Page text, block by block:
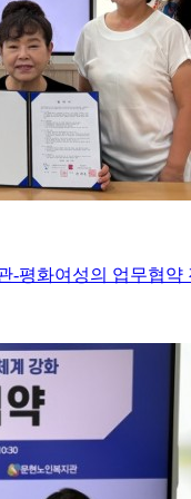
-평화여성의 업무협약